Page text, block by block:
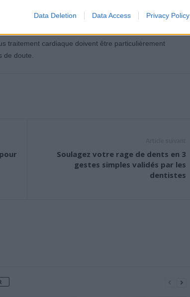
Data Deletion Data Access Privacy Policy
ou la tisane, peuvent aussi aider à réguler la
à condition d’être dans un lieu ventilé. Quoi qu’il en
au long de la journée, sans attendre d’avoir soif. Les
traitement cardiaque doivent être particulièrement
de doute.
Soulagez votre rage de dents en 3
gestes simples validés par les
dentistes